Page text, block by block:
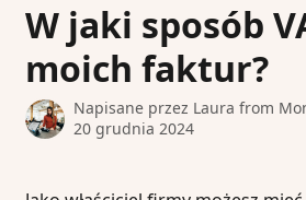
W jaki sposób
moich faktur?
Napisane przez Laura from
20 grudnia 2024